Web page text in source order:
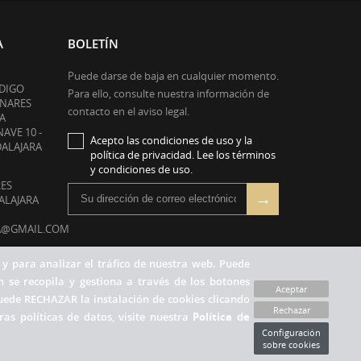
para analizar el tráfico de nuestra web. Puede
recopila y gestiona a través de los botones
RECHAZAR la instalación de cookies clicando
políticas de datos, visite nuestra Política de
Aceptar
Rechazar
Configuración
sobre cookies
10 -
BOLETÍN
Puede darse de baja en cualquier momento.
Para ello, consulte nuestra información de
contacto en el aviso legal.
Acepto las condiciones de uso y la
política de privacidad. Lee los términos
y condiciones de uso.